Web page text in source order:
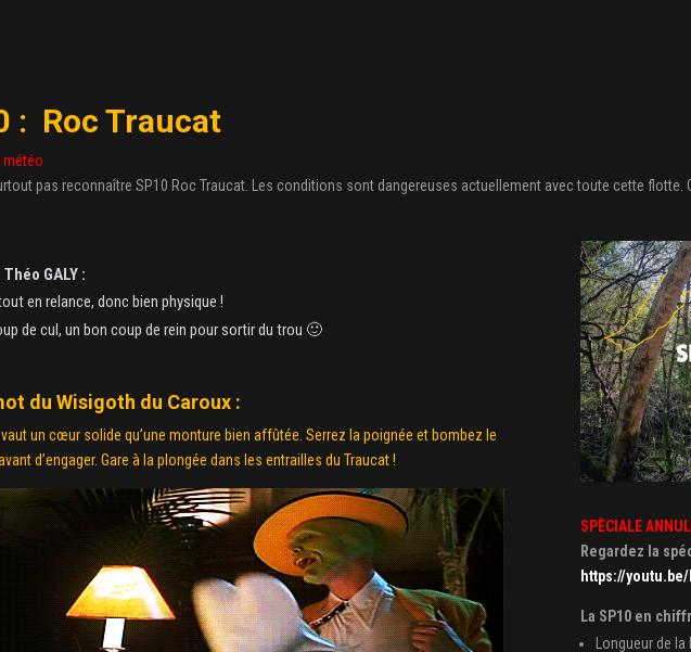
: Roc Traucat
météo
pas reconnaître SP10 Roc Traucat. Les conditions sont dangereuses actuellement avec toute cette flotte.
GALY :
en relance, donc bien physique !
de cul, un bon coup de rein pour sortir du trou 🙂
du Wisigoth du Caroux :
vaut un cœur solide qu’une monture bien affûtée. Serrez la poignée et bombez le
d’engager. Gare à la plongée dans les entrailles du Traucat !
SPÈCIALE
Regardez la
https://youtu.be/
La SP10 en
Longueur de